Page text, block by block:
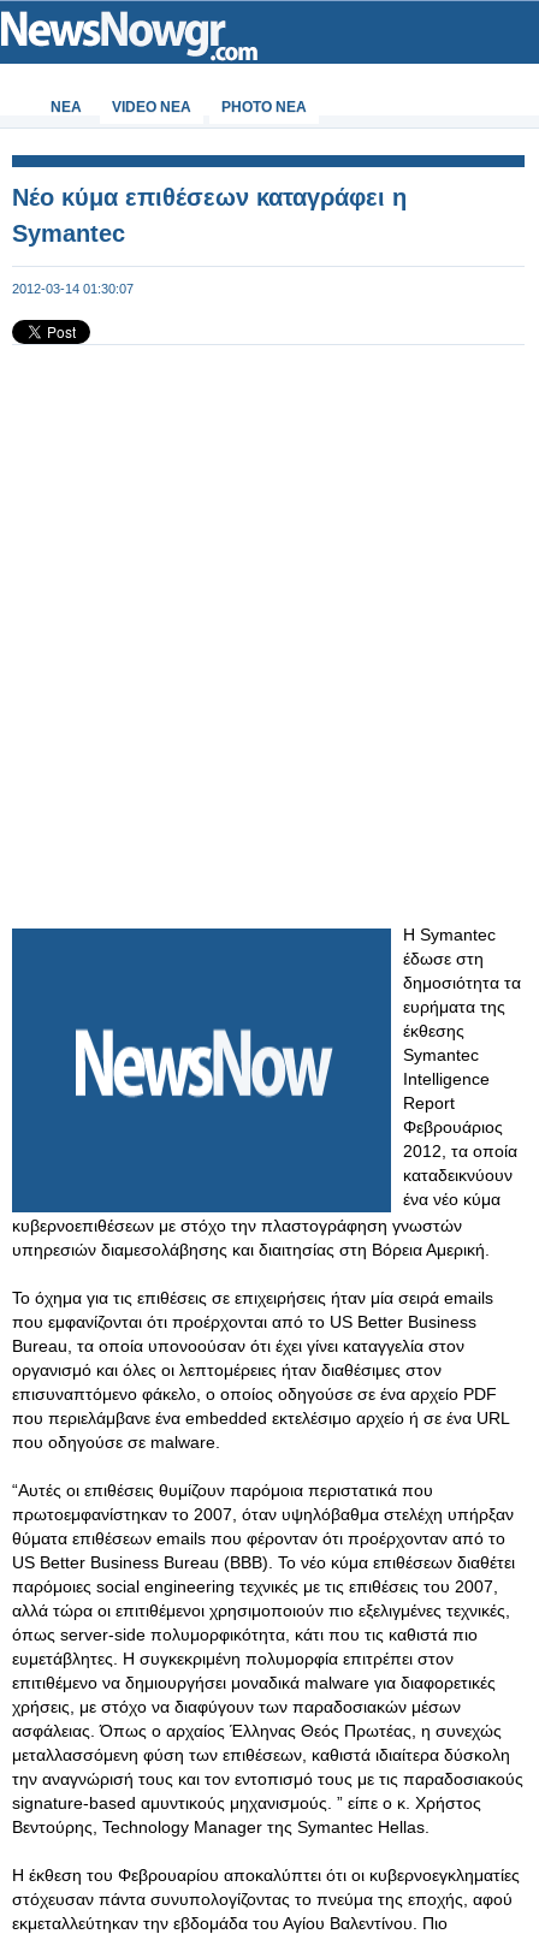
ΝΕΑ VIDEO NEA PHOTO NEA
Νέο κύμα επιθέσεων καταγράφει η
Symantec
2012-03-14 01:30:07
Η Symantec
έδωσε στη
δημοσιότητα τα
ευρήματα της
έκθεσης
Symantec
Intelligence
Report
Φεβρουάριος
2012, τα οποία
καταδεικνύουν
ένα νέο κύμα
κυβερνοεπιθέσεων με στόχο την πλαστογράφηση γνωστών
υπηρεσιών διαμεσολάβησης και διαιτησίας στη Βόρεια Αμερική.
Το όχημα για τις επιθέσεις σε επιχειρήσεις ήταν μία σειρά emails
που εμφανίζονται ότι προέρχονται από το US Better Business
Bureau, τα οποία υπονοούσαν ότι έχει γίνει καταγγελία στον
οργανισμό και όλες οι λεπτομέρειες ήταν διαθέσιμες στον
επισυναπτόμενο φάκελο, ο οποίος οδηγούσε σε ένα αρχείο PDF
που περιελάμβανε ένα embedded εκτελέσιμο αρχείο ή σε ένα URL
που οδηγούσε σε malware.
“Αυτές οι επιθέσεις θυμίζουν παρόμοια περιστατικά που
πρωτοεμφανίστηκαν το 2007, όταν υψηλόβαθμα στελέχη υπήρξαν
θύματα επιθέσεων emails που φέρονταν ότι προέρχονταν από το
US Better Business Bureau (BBB). Το νέο κύμα επιθέσεων διαθέτει
παρόμοιες social engineering τεχνικές με τις επιθέσεις του 2007,
αλλά τώρα οι επιτιθέμενοι χρησιμοποιούν πιο εξελιγμένες τεχνικές,
όπως server-side πολυμορφικότητα, κάτι που τις καθιστά πιο
ευμετάβλητες . Η συγκεκριμένη πολυμορφία επιτρέπει στον
επιτιθέμενο να δημιουργήσει μοναδικά malware για διαφορετικές
χρήσεις, με στόχο να διαφύγουν των παραδοσιακών μέσων
ασφάλειας. Όπως ο αρχαίος Έλληνας Θεός Πρωτέας, η συνεχώς
μεταλλασσόμενη φύση των επιθέσεων, καθιστά ιδιαίτερα δύσκολη
την αναγνώρισή τους και τον εντοπισμό τους με τις παραδοσιακούς
signature-based αμυντικούς μηχανισμούς. ” είπε ο κ. Χρήστος
Βεντούρης, Technology Manager της Symantec Hellas.
Η έκθεση του Φεβρουαρίου αποκαλύπτει ότι οι κυβερνοεγκληματίες
στόχευσαν πάντα συνυπολογίζοντας το πνεύμα της εποχής, αφού
εκμεταλλεύτηκαν την εβδομάδα του Αγίου Βαλεντίνου. Πιο